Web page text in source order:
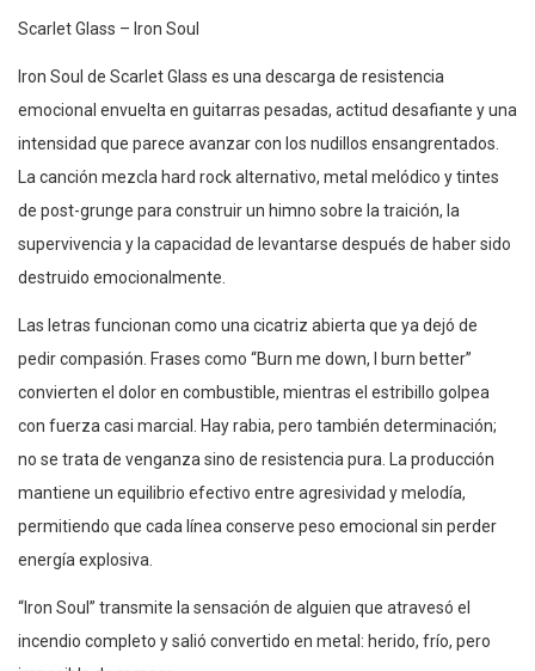
Scarlet Glass – Iron Soul
Iron Soul de Scarlet Glass es una descarga de resistencia
emocional envuelta en guitarras pesadas, actitud desafiante y una
intensidad que parece avanzar con los nudillos ensangrentados.
La canción mezcla hard rock alternativo, metal melódico y tintes
de post-grunge para construir un himno sobre la traición, la
supervivencia y la capacidad de levantarse después de haber sido
destruido emocionalmente.
Las letras funcionan como una cicatriz abierta que ya dejó de
pedir compasión. Frases como “Burn me down, I burn better”
convierten el dolor en combustible, mientras el estribillo golpea
con fuerza casi marcial. Hay rabia, pero también determinación;
no se trata de venganza sino de resistencia pura. La producción
mantiene un equilibrio efectivo entre agresividad y melodía,
permitiendo que cada línea conserve peso emocional sin perder
energía explosiva.
“Iron Soul” transmite la sensación de alguien que atravesó el
incendio completo y salió convertido en metal: herido, frío, pero